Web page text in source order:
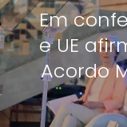
Em
e UE
Acordo